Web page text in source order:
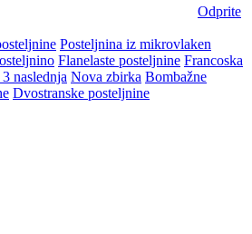
Odprite
Posteljnina iz mikrovlaken
Flanelaste posteljnine Francoska
naslednja Nova zbirka Bombažne
Dvostranske posteljnine